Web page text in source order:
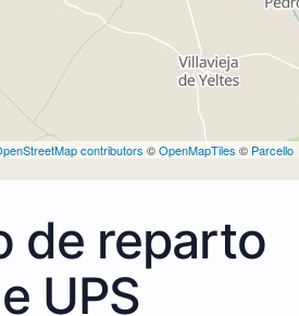
contributors ©OpenMapTiles © Parcello
de reparto
UPS